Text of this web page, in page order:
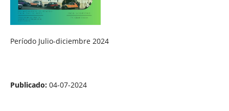
Período Julio-diciembre 2024
Publicado: 04-07-2024